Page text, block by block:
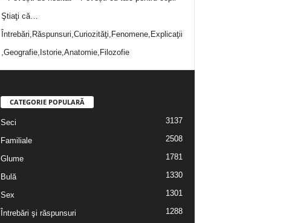
Ştiaţi că…
Întrebări,Răspunsuri,Curiozităţi,Fenomene,Explicaţii
,Geografie,Istorie,Anatomie,Filozofie
CATEGORIE POPULARĂ
Seci 3137
Familiale 2508
Glume 1781
Bulă 1330
Sex 1301
Întrebări şi răspunsuri 1288